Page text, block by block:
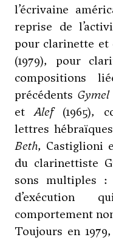
l’écrivaine
reprise de
pour clarinette
(1979), pour
compositions
précédents Gymel
etAlef(1965),
lettres
Beth, Castiglioni
du clarinettiste
sons multiples :
comportement
Toujours en